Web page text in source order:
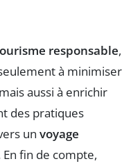
responsable,
à minimiser
aussi à enrichir
des pratiques
un voyage
fin de compte,